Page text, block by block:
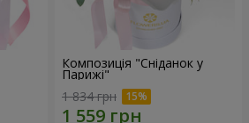
Композиція "Сніданок у
Парижі"
1 834 грн